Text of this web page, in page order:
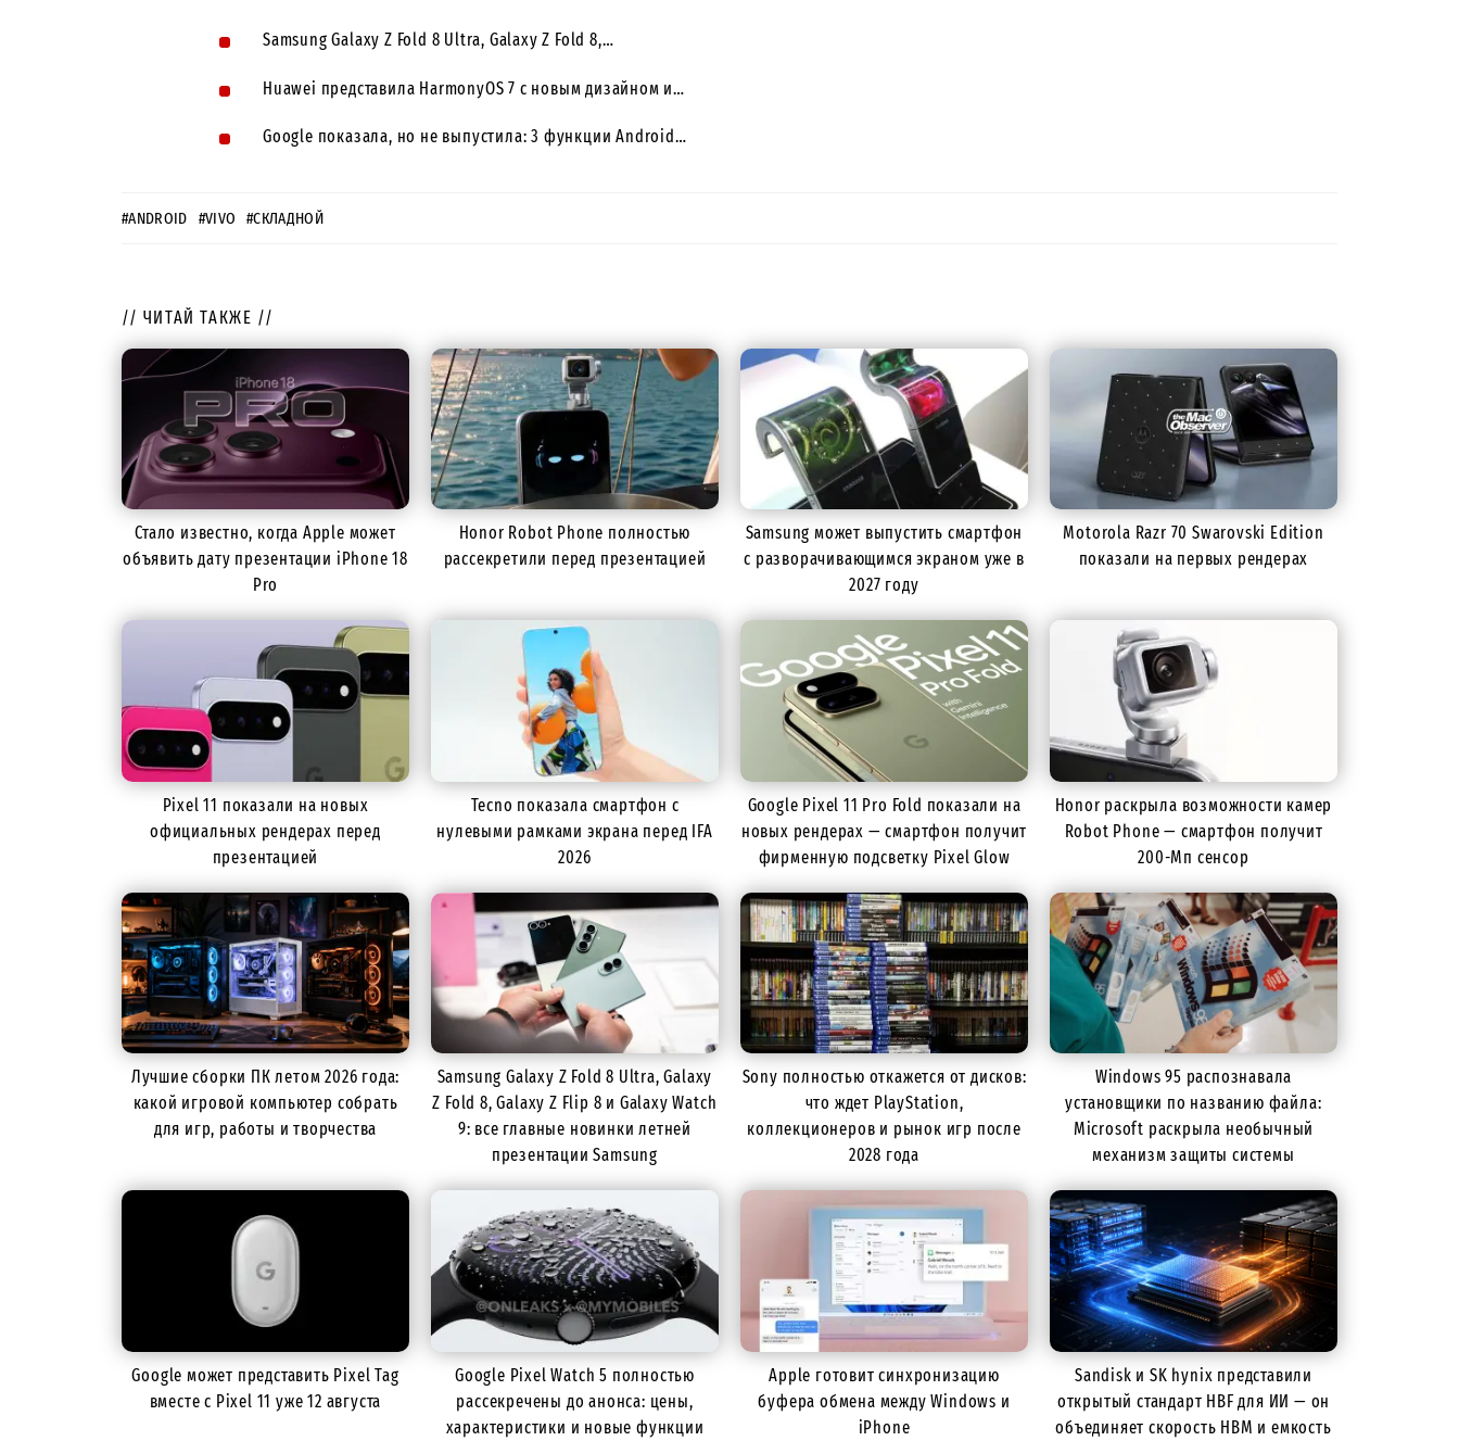
Samsung Galaxy Z Fold 8 Ultra, Galaxy Z Fold 8,…
Huawei представила HarmonyOS 7 с новым дизайном и…
Google показала, но не выпустила: 3 функции Android…
#ANDROID #VIVO #СКЛАДНОЙ
// ЧИТАЙ ТАКЖЕ //
Стало известно, когда Apple может
объявить дату презентации iPhone 18
Pro
Honor Robot Phone полностью
рассекретили перед презентацией
Samsung может выпустить смартфон
с разворачивающимся экраном уже в
2027 году
Motorola Razr 70 Swarovski Edition
показали на первых рендерах
Pixel 11 показали на новых
официальных рендерах перед
презентацией
Tecno показала смартфон с
нулевыми рамками экрана перед IFA
2026
Google Pixel 11 Pro Fold показали на
новых рендерах — смартфон получит
фирменную подсветку Pixel Glow
Honor раскрыла возможности камер
Robot Phone — смартфон получит
200-Мп сенсор
Лучшие сборки ПК летом 2026 года:
какой игровой компьютер собрать
для игр, работы и творчества
Samsung Galaxy Z Fold 8 Ultra, Galaxy
Z Fold 8, Galaxy Z Flip 8 и Galaxy Watch
9: все главные новинки летней
презентации Samsung
Sony полностью откажется от дисков:
что ждет PlayStation,
коллекционеров и рынок игр после
2028 года
Windows 95 распознавала
установщики по названию файла:
Microsoft раскрыла необычный
механизм защиты системы
Google может представить Pixel Tag
вместе с Pixel 11 уже 12 августа
Google Pixel Watch 5 полностью
рассекречены до анонса: цены,
характеристики и новые функции
Apple готовит синхронизацию
буфера обмена между Windows и
iPhone
Sandisk и SK hynix представили
открытый стандарт HBF для ИИ — он
объединяет скорость HBM и емкость